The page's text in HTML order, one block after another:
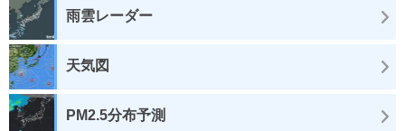
雨雲レーダー
天気図
PM2.5分布予測